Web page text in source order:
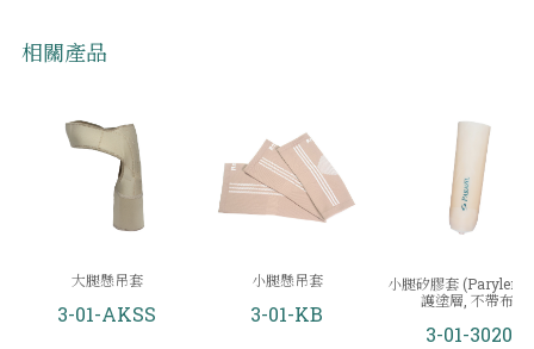
相關產品
大腿懸吊套
3-01-AKSS
小腿懸吊套
3-01-KB
小腿矽膠套
護塗層, 不帶布)
3-01-3020